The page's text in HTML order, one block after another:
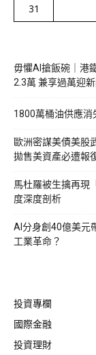
31
毋懼AI搶飯碗｜港
2.3萬 兼享過萬迎
1800萬桶油供應消
歐洲密謀美債美股
拋售美資產必遭報
馬杜羅被生擒再現
度深度剖析
AI分身創40億美元
工業革命？
投資專欄
國際金融
投資理財